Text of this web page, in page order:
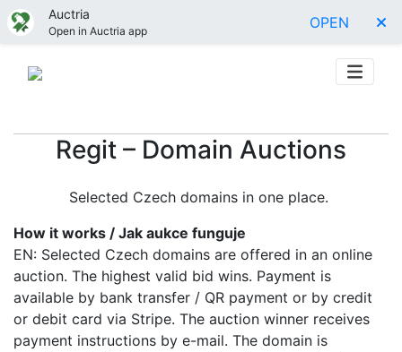
Auctria
Open in Auctria app OPEN
Regit – Domain Auctions
Selected Czech domains in one place.
How it works / Jak aukce funguje
EN: Selected Czech domains are offered in an online
auction. The highest valid bid wins. Payment is
available by bank transfer / QR payment or by credit
or debit card via Stripe. The auction winner receives
payment instructions by e-mail. The domain is